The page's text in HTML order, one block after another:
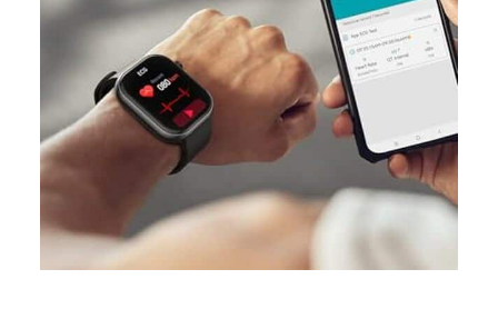
Fonctions
pratiques intégrées
: météo, musique,
réveil, assistant
vocal, suivi du cycle
menstruel,
déclenchement
chronomètre, lampe
torche, rappel de
rappel